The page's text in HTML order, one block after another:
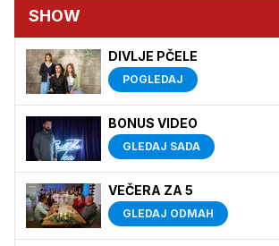
SHOW
DIVLJE PČELE
POGLEDAJ
BONUS VIDEO
GLEDAJ SADA
VEČERA ZA 5
GLEDAJ ODMAH